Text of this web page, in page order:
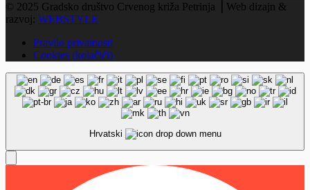
© 2025 Gradsko društvo Crvenog križa Petrinja ⎟ Web dizajn &
razvoj: WEBSTYLE
Pravilo privatnosti
Cookies (kolačići)
Hrvatski